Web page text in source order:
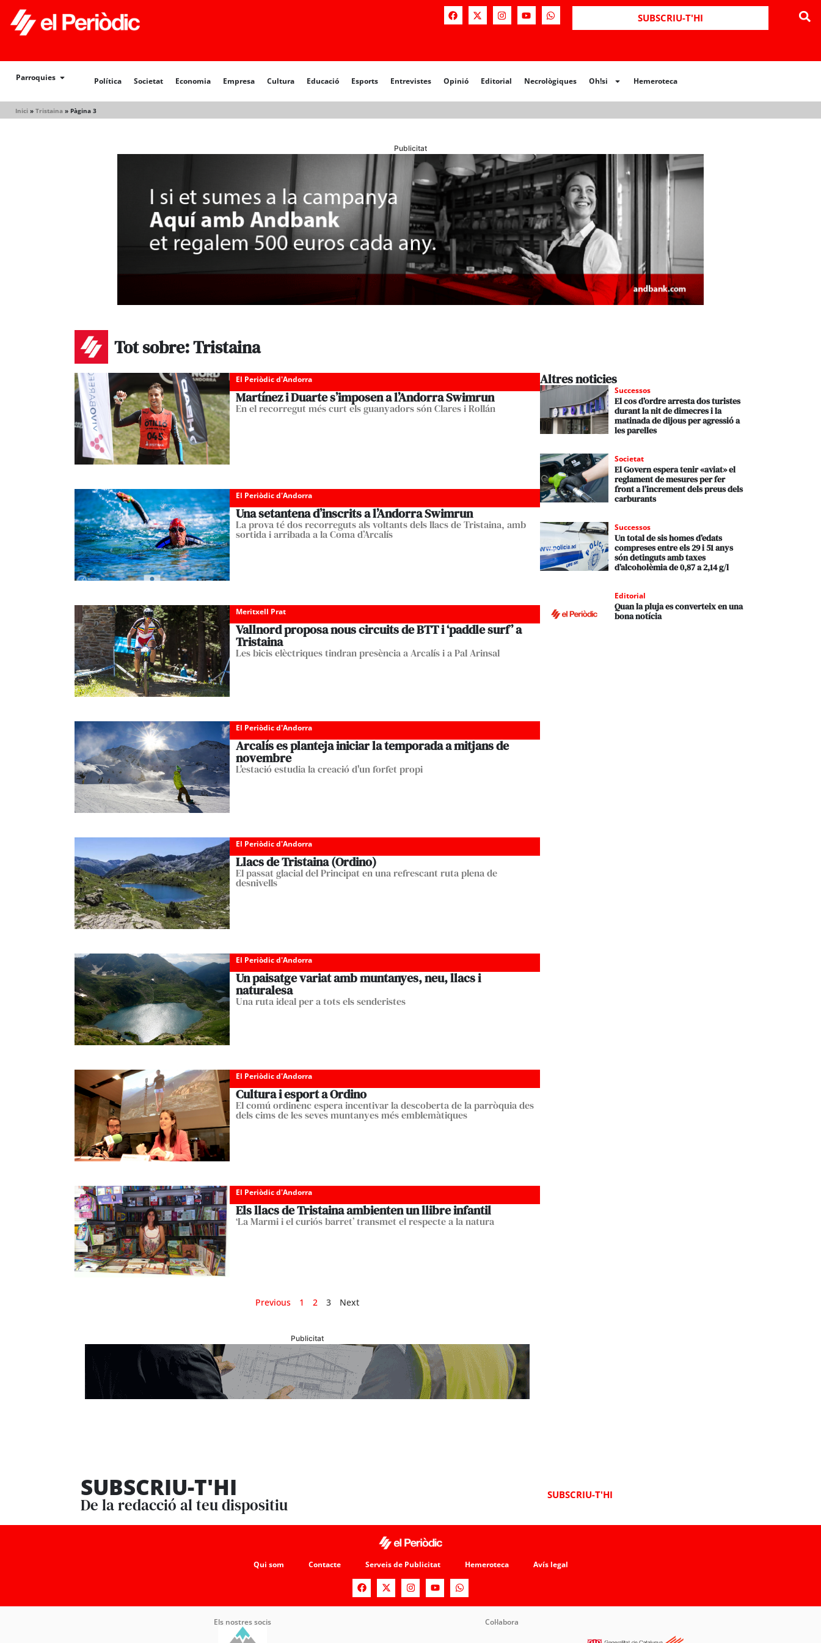
SUBSCRIU-T'HI
Parroquies Política Societat Economia Empresa Cultura Educació Esports Entrevistes Opinió Editorial Necrològiques Oh!si Hemeroteca
Inici » Tristaina » Pàgina 3
Política Societat Opinió Editorial Necrològiques Hemeroteca
Publicitat
Tot sobre: Tristaina
El Periòdic d'Andorra
Martínez i Duarte s’imposen a l’Andorra Swimrun
En el recorregut més curt els guanyadors són Clares i Rollán
El Periòdic d'Andorra
Una setantena d’inscrits a l’Andorra Swimrun
La prova té dos recorreguts als voltants dels llacs de Tristaina, amb
sortida i arribada a la Coma d’Arcalís
Meritxell Prat
Vallnord proposa nous circuits de BTT i ‘paddle surf’ a
Tristaina
Les bicis elèctriques tindran presència a Arcalís i a Pal Arinsal
El Periòdic d'Andorra
Arcalís es planteja iniciar la temporada a mitjans de
novembre
L'estació estudia la creació d'un forfet propi
El Periòdic d'Andorra
Llacs de Tristaina (Ordino)
El passat glacial del Principat en una refrescant ruta plena de
desnivells
El Periòdic d'Andorra
Un paisatge variat amb muntanyes, neu, llacs i
naturalesa
Una ruta ideal per a tots els senderistes
El Periòdic d'Andorra
Cultura i esport a Ordino
El comú ordinenc espera incentivar la descoberta de la parròquia des
dels cims de les seves muntanyes més emblemàtiques
El Periòdic d'Andorra
Els llacs de Tristaina ambienten un llibre infantil
‘La Marmi i el curiós barret’ transmet el respecte a la natura
Previous 1 2 3 Next
Publicitat
Altres noticies
Successos
El cos d’ordre arresta dos turistes
durant la nit de dimecres i la
matinada de dijous per agressió a
les parelles
Societat
El Govern espera tenir «aviat» el
reglament de mesures per fer
front a l’increment dels preus dels
carburants
Successos
Un total de sis homes d’edats
compreses entre els 29 i 51 anys
són detinguts amb taxes
d’alcoholèmia de 0,87 a 2,14 g/l
Editorial
Quan la pluja es converteix en una
bona notícia
SUBSCRIU-T'HI
De la redacció al teu dispositiu
SUBSCRIU-T'HI
Qui som Contacte Serveis de Publicitat Hemeroteca Avís legal
Els nostres socis Col·labora